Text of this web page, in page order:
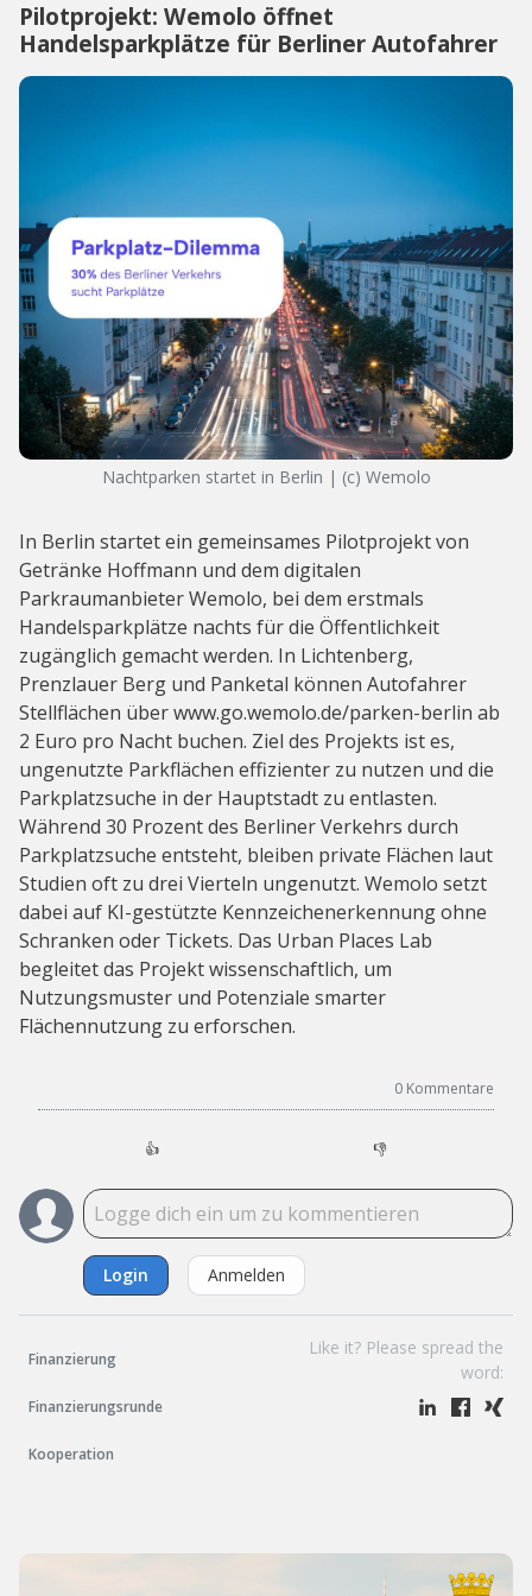
Pilotprojekt: Wemolo öffnet
Handelsparkplätze für Berliner Autofahrer
Nachtparken startet in Berlin | (c) Wemolo
In Berlin startet ein gemeinsames Pilotprojekt von
Getränke Hoffmann und dem digitalen
Parkraumanbieter Wemolo, bei dem erstmals
Handelsparkplätze nachts für die Öffentlichkeit
zugänglich gemacht werden. In Lichtenberg,
Prenzlauer Berg und Panketal können Autofahrer
Stellflächen über www.go.wemolo.de/parken-berlin ab
2 Euro pro Nacht buchen. Ziel des Projekts ist es,
ungenutzte Parkflächen effizienter zu nutzen und die
Parkplatzsuche in der Hauptstadt zu entlasten.
Während 30 Prozent des Berliner Verkehrs durch
Parkplatzsuche entsteht, bleiben private Flächen laut
Studien oft zu drei Vierteln ungenutzt. Wemolo setzt
dabei auf KI-gestützte Kennzeichenerkennung ohne
Schranken oder Tickets. Das Urban Places Lab
begleitet das Projekt wissenschaftlich, um
Nutzungsmuster und Potenziale smarter
Flächennutzung zu erforschen.
0 Kommentare
👍 👎
Login Anmelden
Finanzierung
Finanzierungsrunde
Kooperation
Like it? Please spread the
word: